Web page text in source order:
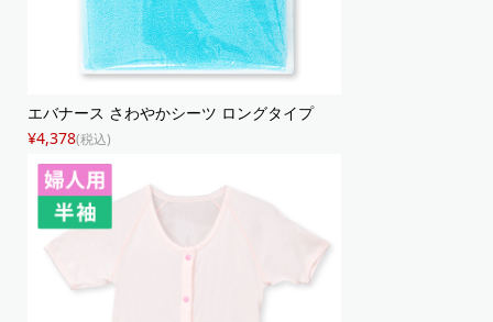
エバナース さわやかシーツ ロングタイプ
¥4,378(税込)